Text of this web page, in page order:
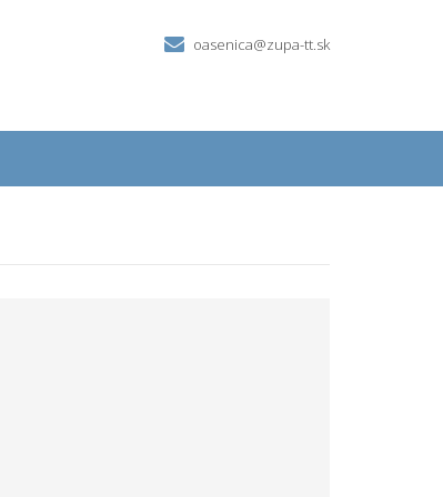
oasenica@zupa-tt.sk